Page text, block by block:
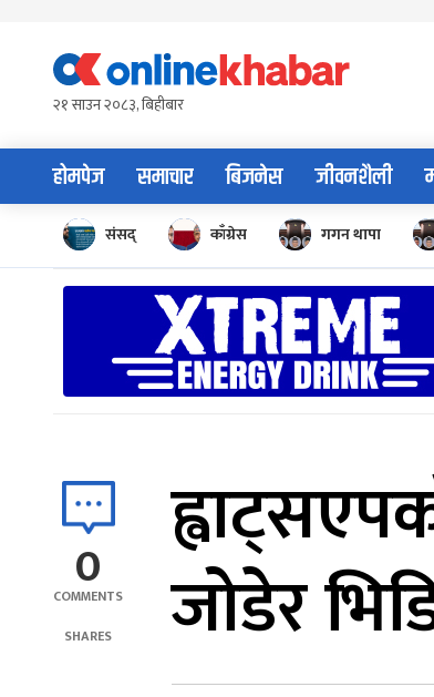
content२१ साउन २०८३, बिहीबार
होमपेज समाचार बिजनेस जीवनशैली
संसद् काँग्रेस गगन थापा
0
COMMENTS
SHARES
जोडेर